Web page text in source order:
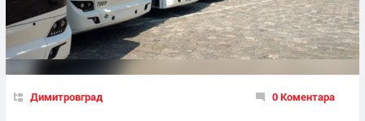
Димитровград 0 Коментара